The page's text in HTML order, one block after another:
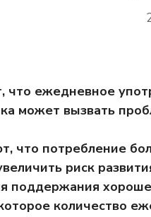
что ежедневное
может вызвать
что потребление
риск
поддержания
количество